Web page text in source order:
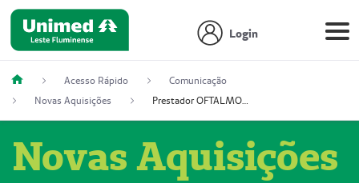
Login
Acesso Rápido
Comunicação
Novas Aquisições
Prestador OFTALMOCLÍNICA SÃO GONÇALO (55004164-2)
Novas Aquisições